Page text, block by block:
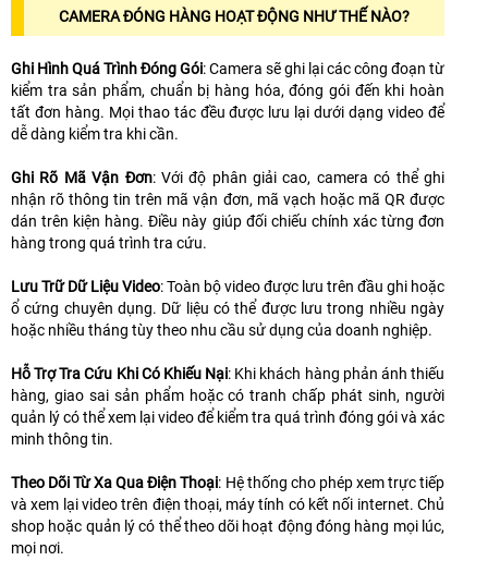
CAMERA ĐÓNG HÀNG HOẠT ĐỘNG NHƯ THẾ NÀO?
Ghi Hình Quá Trình Đóng Gói: Camera sẽ ghi lại các công đoạn từ
kiểm tra sản phẩm, chuẩn bị hàng hóa, đóng gói đến khi hoàn
tất đơn hàng. Mọi thao tác đều được lưu lại dưới dạng video để
dễ dàng kiểm tra khi cần.
Ghi Rõ Mã Vận Đơn: Với độ phân giải cao, camera có thể ghi
nhận rõ thông tin trên mã vận đơn, mã vạch hoặc mã QR được
dán trên kiện hàng. Điều này giúp đối chiếu chính xác từng đơn
hàng trong quá trình tra cứu.
Lưu Trữ Dữ Liệu Video: Toàn bộ video được lưu trên đầu ghi hoặc
ổ cứng chuyên dụng. Dữ liệu có thể được lưu trong nhiều ngày
hoặc nhiều tháng tùy theo nhu cầu sử dụng của doanh nghiệp.
Hỗ Trợ Tra Cứu Khi Có Khiếu Nại: Khi khách hàng phản ánh thiếu
hàng, giao sai sản phẩm hoặc có tranh chấp phát sinh, người
quản lý có thể xem lại video để kiểm tra quá trình đóng gói và xác
minh thông tin.
Theo Dõi Từ Xa Qua Điện Thoại: Hệ thống cho phép xem trực tiếp
và xem lại video trên điện thoại, máy tính có kết nối internet. Chủ
shop hoặc quản lý có thể theo dõi hoạt động đóng hàng mọi lúc,
mọi nơi.